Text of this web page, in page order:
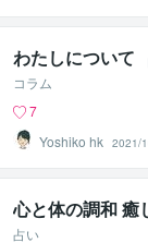
わたしについて
コラム
7
Yoshiko hk 2021/
心と体の調和 癒
占い